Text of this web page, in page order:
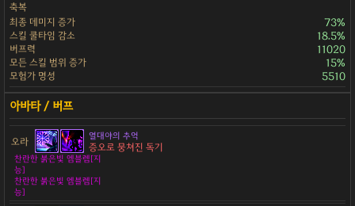
축복
최종 데미지 증가
73%
스킬 쿨타임 감소 18.5%
버프력 11020
모든 스킬 범위 증가 15%
모험가 명성 5510
오라 열대야의 추억
증오로 뭉쳐진 독기
찬란한 붉은빛 엠블렘[지
능]
찬란한 붉은빛 엠블렘[지
능]